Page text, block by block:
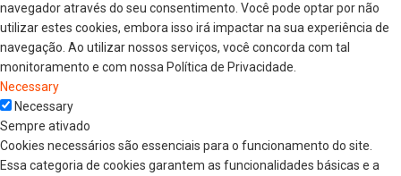
navegador através do seu consentimento. Você pode optar por não
utilizar estes cookies, embora isso irá impactar na sua experiência de
navegação. Ao utilizar nossos serviços, você concorda com tal
monitoramento e com nossa Política de Privacidade.
Necessary
Necessary
Sempre ativado
Cookies necessários são essenciais para o funcionamento do site.
Essa categoria de cookies garantem as funcionalidades básicas e a